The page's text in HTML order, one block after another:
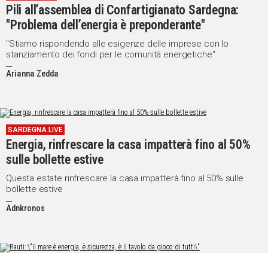
Pili all’assemblea di Confartigianato Sardegna:
"Problema dell’energia è preponderante"
"Stiamo rispondendo alle esigenze delle imprese con lo
stanziamento dei fondi per le comunità energetiche"
Arianna Zedda
SARDEGNA LIVE
Energia, rinfrescare la casa impatterà fino al 50%
sulle bollette estive
Questa estate rinfrescare la casa impatterà fino al 50% sulle
bollette estive
Adnkronos